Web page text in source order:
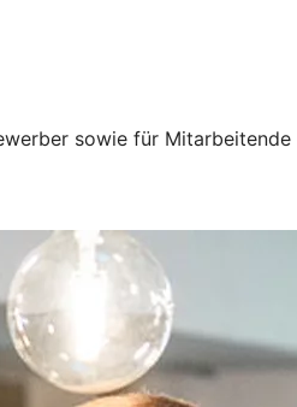
sowie für